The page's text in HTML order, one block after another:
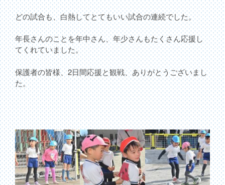
どの試合も、白熱してとてもいい試合の連続でした。
年長さんのことを年中さん、年少さんもたくさん応援し
てくれていました。
保護者の皆様、2日間応援と観戦、ありがとうございまし
た。